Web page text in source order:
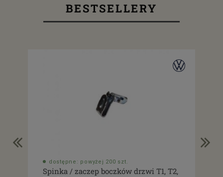
BESTSELLERY
dostępne: powyżej 200 szt.
Spinka / zaczep boczków drzwi T1, T2,